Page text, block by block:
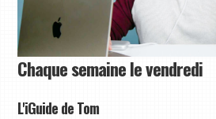
Chaque semaine le vendredi
L'iGuide de Tom